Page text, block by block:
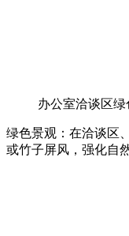
办公室洽谈区
绿色景观：在洽谈区
或竹子屏风，强化自